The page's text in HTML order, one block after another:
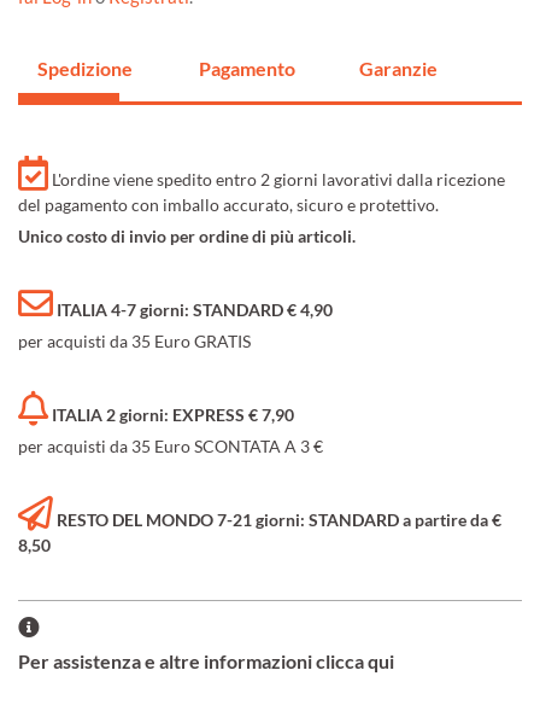
Spedizione Pagamento Garanzie
L'ordine viene spedito entro 2 giorni lavorativi dalla ricezione
del pagamento con imballo accurato, sicuro e protettivo.
Unico costo di invio per ordine di più articoli.
ITALIA 4-7 giorni: STANDARD € 4,90
per acquisti da 35 Euro GRATIS
ITALIA 2 giorni: EXPRESS € 7,90
per acquisti da 35 Euro SCONTATA A 3 €
RESTO DEL MONDO 7-21 giorni: STANDARD a partire da €
8,50
Per assistenza e altre informazioni clicca qui